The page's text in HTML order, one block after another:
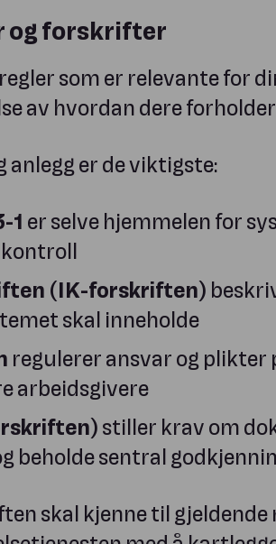
og forskrifter
som er relevante for
av hvordan dere
anlegg er de viktigste:
1 er selve hjemmelen for
(IK-forskriften)
skal inneholde
regulerer ansvar og plikter
arbeidsgivere
stiller krav om
beholde sentral
skal kjenne til gjeldende